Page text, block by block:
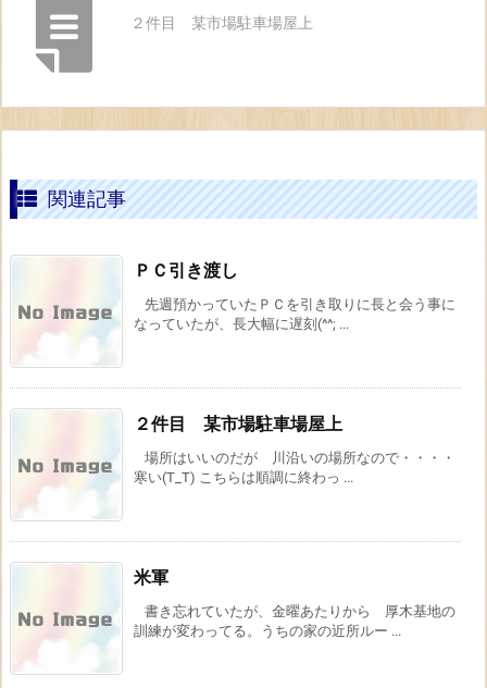
２件目 某市場駐車場屋上
関連記事
ＰＣ引き渡し
先週預かっていたＰＣを引き取りに長と会う事に
なっていたが、長大幅に遅刻(^^; ...
２件目 某市場駐車場屋上
場所はいいのだが 川沿いの場所なので・・・・
寒い(T_T) こちらは順調に終わっ ...
米軍
書き忘れていたが、金曜あたりから 厚木基地の
訓練が変わってる。うちの家の近所ルー ...